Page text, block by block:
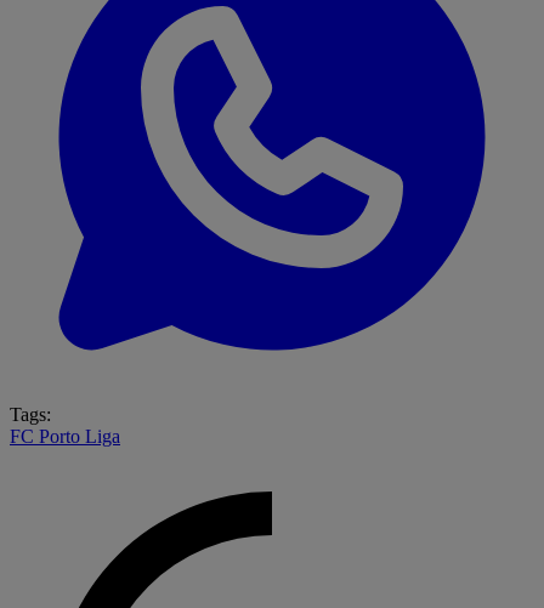
Tags:
FC Porto Liga